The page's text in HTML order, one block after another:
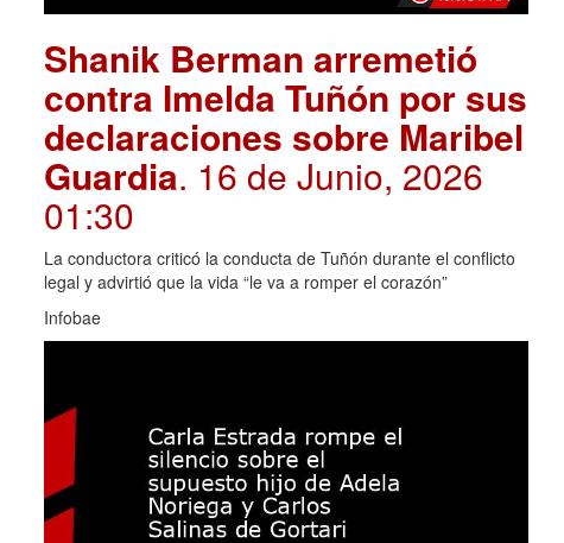
Shanik Berman arremetió
contra Imelda Tuñón por sus
declaraciones sobre Maribel
Guardia. 16 de Junio, 2026
01:30
La conductora criticó la conducta de Tuñón durante el conflicto
legal y advirtió que la vida “le va a romper el corazón”
Infobae